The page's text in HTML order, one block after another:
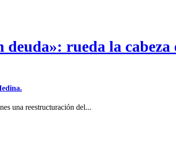
deuda»: rueda la
una reestructuración del...